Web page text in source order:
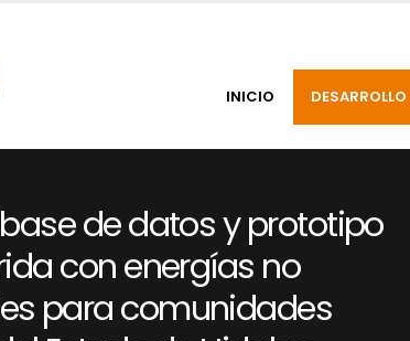
INICIO
de datos y prototipo
con energías no
para comunidades